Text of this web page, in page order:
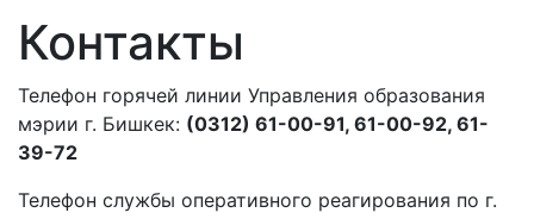
Контакты
Телефон горячей линии Управления образования
мэрии г. Бишкек: (0312) 61-00-91, 61-00-92, 61-
39-72
Телефон службы оперативного реагирования по г.